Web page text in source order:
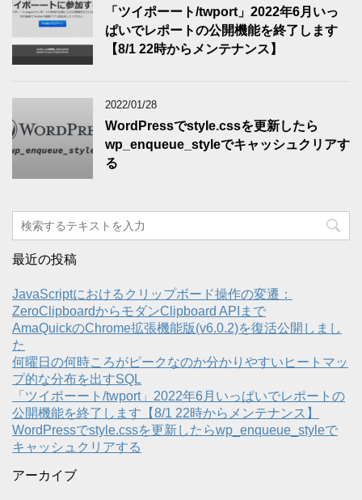
「ツイポーート/twport」2022年6月いっ
ぱいでレポートの公開機能を終了します
【8/1 22時からメンテナンス】
2022/01/28
WordPressでstyle.cssを更新したら
wp_enqueue_styleでキャッシュクリアす
る
最近の投稿
JavaScriptにおけるクリップボード操作の変遷：
ZeroClipboardからモダンClipboard APIまで
AmaQuickのChrome拡張機能版(v6.0.2)を復活公開しまし
た
何曜日の何時ころがピークなのか分かりやすいヒートマッ
プ的な分布を出すSQL
「ツイポーート/twport」2022年6月いっぱいでレポートの
公開機能を終了します【8/1 22時からメンテナンス】
WordPressでstyle.cssを更新したらwp_enqueue_styleで
キャッシュクリアする
アーカイブ